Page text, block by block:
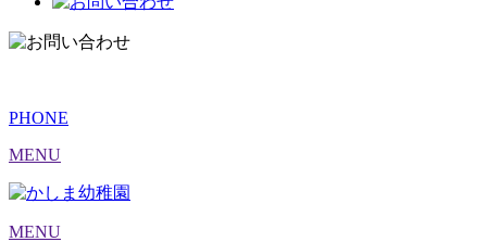
PHONE
MENU
MENU